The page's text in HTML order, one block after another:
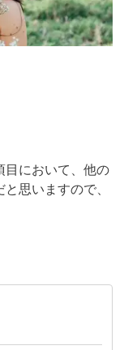
目において、他の
思いますので、